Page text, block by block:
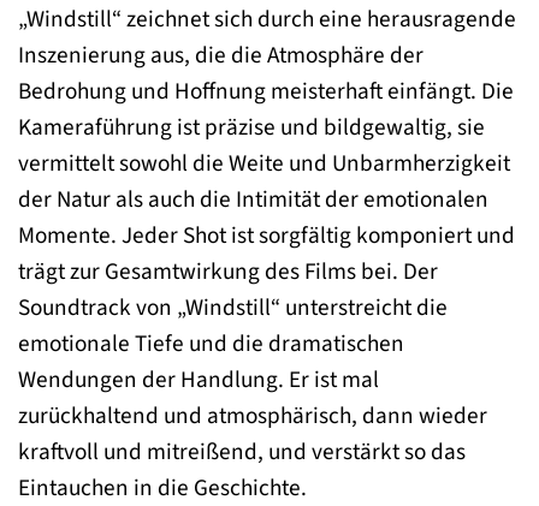
„Windstill“ zeichnet sich durch eine herausragende
Inszenierung aus, die die Atmosphäre der
Bedrohung und Hoffnung meisterhaft einfängt. Die
Kameraführung ist präzise und bildgewaltig, sie
vermittelt sowohl die Weite und Unbarmherzigkeit
der Natur als auch die Intimität der emotionalen
Momente. Jeder Shot ist sorgfältig komponiert und
trägt zur Gesamtwirkung des Films bei. Der
Soundtrack von „Windstill“ unterstreicht die
emotionale Tiefe und die dramatischen
Wendungen der Handlung. Er ist mal
zurückhaltend und atmosphärisch, dann wieder
kraftvoll und mitreißend, und verstärkt so das
Eintauchen in die Geschichte.